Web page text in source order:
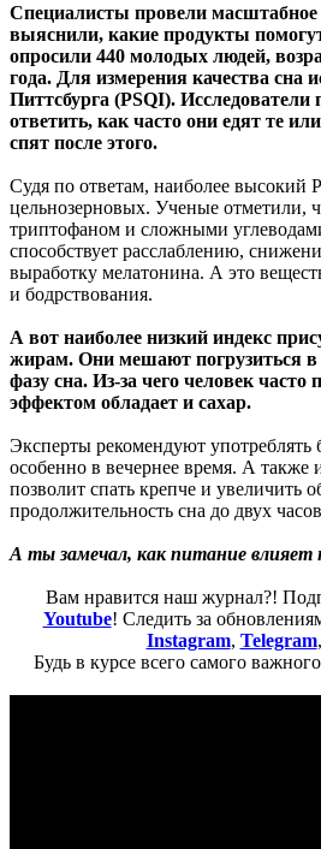
Специалисты провели масштабное
выяснили, какие продукты
опросили 440 молодых людей,
года. Для измерения качества сна
Питтсбурга (PSQI). Исследователи
ответить, как часто они едят те
спят после этого.
Судя по ответам, наиболее высокий
цельнозерновых. Ученые отметили,
триптофаном и сложными
способствует расслаблению,
выработку мелатонина. А это
и бодрствования.
А вот наиболее низкий индекс
жирам. Они мешают погрузиться в
фазу сна. Из-за чего человек
эффектом обладает и сахар.
Эксперты рекомендуют употреблять
особенно в вечернее время. А также
позволит спать крепче и увеличить
продолжительность сна до двух
А ты замечал, как питание
Вам нравится наш журнал?!
Youtube! Следить за
Instagram, Telegram,
Будь в курсе всего самого